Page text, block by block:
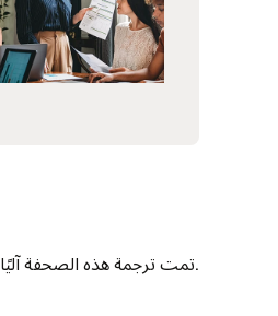
.تمت ترجمة هذه الصحفة آليًا